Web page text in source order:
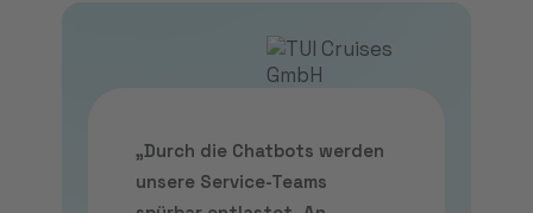
„Durch die Chatbots werden
unsere Service-Teams